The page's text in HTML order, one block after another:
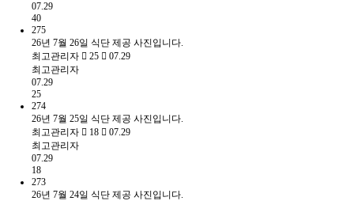
07.29
40
275
26년 7월 26일 식단 제공 사진입니다.
최고관리자
25
07.29
최고관리자
07.29
25
274
26년 7월 25일 식단 제공 사진입니다.
최고관리자
18
07.29
최고관리자
07.29
18
273
26년 7월 24일 식단 제공 사진입니다.